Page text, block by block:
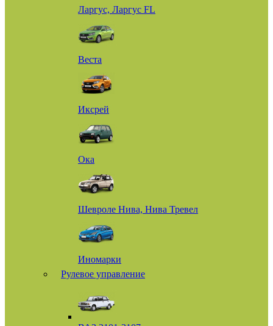
Ларгус, Ларгус FL
Веста
Иксрей
Ока
Шевроле Нива, Нива Тревел
Иномарки
Рулевое управление